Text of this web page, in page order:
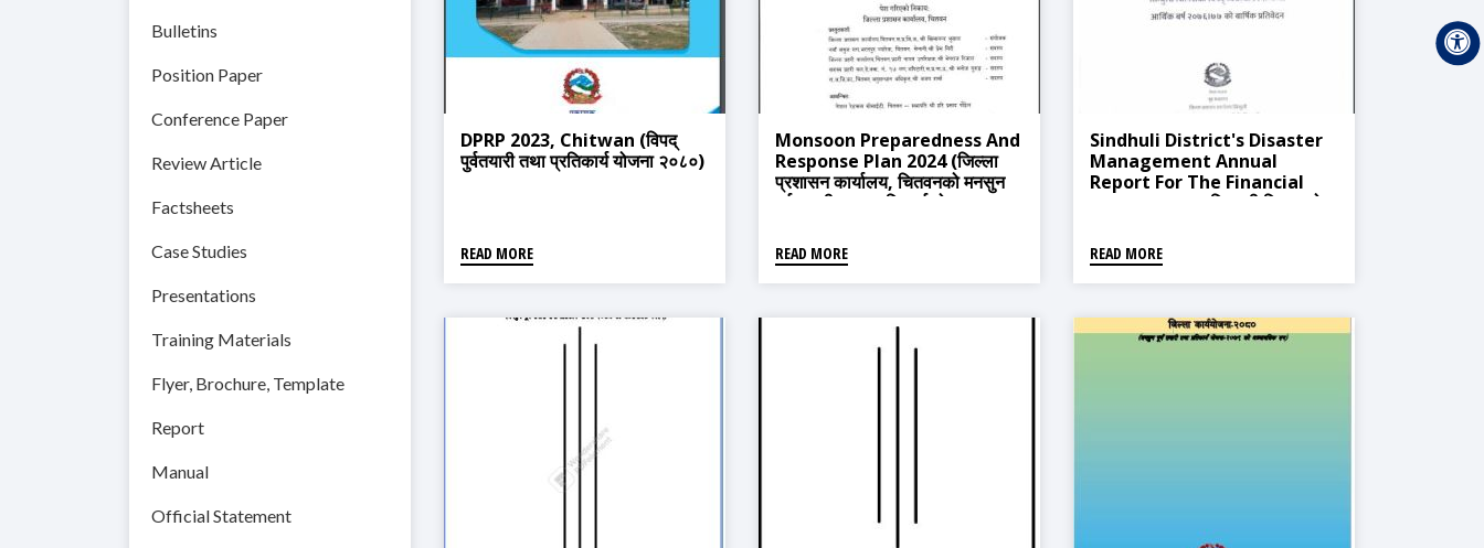
Bulletins
Position Paper
Conference Paper
Review Article
Factsheets
Case Studies
Presentations
Training Materials
Flyer, Brochure, Template
Report
Manual
Official Statement
DPRP 2023, Chitwan (विपद्
पुर्वतयारी तथा प्रतिकार्य योजना २०८०)
READ MORE
Monsoon Preparedness And
Response Plan 2024 (जिल्ला
प्रशासन कार्यालय, चितवनको मनसुन
पूर्व तयारी तथा प्रतिकार्य योजना,
READ MORE
Sindhuli District's Disaster
Management Annual
Report For The Financial
Year 2019.20 (सिन्धुली जिल्लाको
२०७६।७७ को बार्षिक प्रतिवेदन)
READ MORE